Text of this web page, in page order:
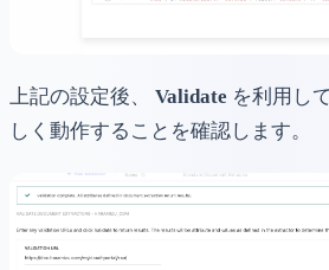
上記の設定後、 Validate を利用し
しく動作することを確認します。